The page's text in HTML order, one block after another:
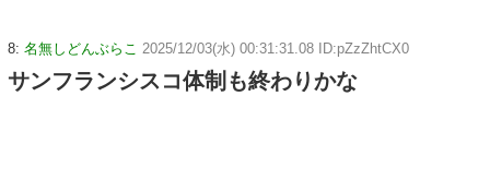
8: 名無しどんぶらこ 2025/12/03(水) 00:31:31.08 ID:pZzZhtCX0
サンフランシスコ体制も終わりかな